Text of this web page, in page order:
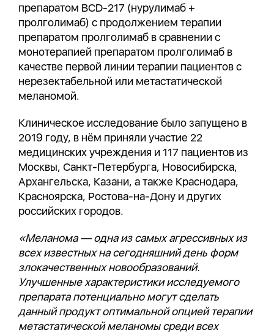
препаратом BCD-217 (нурулимаб +
пролголимаб) с продолжением терапии
препаратом пролголимаб в сравнении с
монотерапией препаратом пролголимаб в
качестве первой линии терапии пациентов с
нерезектабельной или метастатической
меланомой.
Клиническое исследование было запущено в
2019 году, в нём приняли участие 22
медицинских учреждения и 117 пациентов из
Москвы, Санкт-Петербурга, Новосибирска,
Архангельска, Казани, а также Краснодара,
Красноярска, Ростова-на-Дону и других
российских городов.
«Меланома — одна из самых агрессивных из
всех известных на сегодняшний день форм
злокачественных новообразований.
Улучшенные характеристики исследуемого
препаратапотенциально могут сделать
данный продукт оптимальной опцией терапии
метастатической меланомы среди всех